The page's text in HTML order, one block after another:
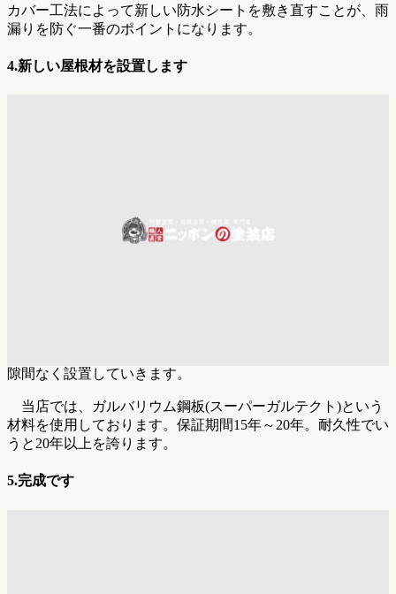
カバー工法によって新しい防水シートを敷き直すことが、雨
漏りを防ぐ一番のポイントになります。
4.新しい屋根材を設置します
隙間なく設置していきます。
当店では、ガルバリウム鋼板(スーパーガルテクト)という
材料を使用しております。保証期間15年～20年。耐久性でい
うと20年以上を誇ります。
5.完成です